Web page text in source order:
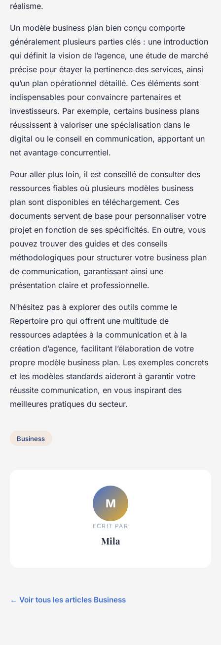
réalisme.
Un modèle business plan bien conçu comporte
généralement plusieurs parties clés : une introduction
qui définit la vision de l’agence, une étude de marché
précise pour étayer la pertinence des services, ainsi
qu’un plan opérationnel détaillé. Ces éléments sont
indispensables pour convaincre partenaires et
investisseurs. Par exemple, certains business plans
réussissent à valoriser une spécialisation dans le
digital ou le conseil en communication, apportant un
net avantage concurrentiel.
Pour aller plus loin, il est conseillé de consulter des
ressources fiables où plusieurs modèles business
plan sont disponibles en téléchargement. Ces
documents servent de base pour personnaliser votre
projet en fonction de ses spécificités. En outre, vous
pouvez trouver des guides et des conseils
méthodologiques pour structurer votre business plan
de communication, garantissant ainsi une
présentation claire et professionnelle.
N’hésitez pas à explorer des outils comme le
Repertoire pro qui offrent une multitude de
ressources adaptées à la communication et à la
création d’agence, facilitant l’élaboration de votre
propre modèle business plan. Les exemples concrets
et les modèles standards aideront à garantir votre
réussite communication, en vous inspirant des
meilleures pratiques du secteur.
Business
M
ECRIT PAR
Mila
← Voir tous les articles Business